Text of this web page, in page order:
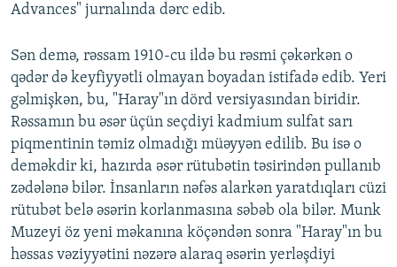
Advances" jurnalında dərc edib.
Sən demə, rəssam 1910-cu ildə bu rəsmi çəkərkən o
qədər də keyfiyyətli olmayan boyadan istifadə edib. Yeri
gəlmişkən, bu, "Haray"ın dörd versiyasından biridir.
Rəssamın bu əsər üçün seçdiyi kadmium sulfat sarı
piqmentinin təmiz olmadığı müəyyən edilib. Bu isə o
deməkdir ki, hazırda əsər rütubətin təsirindən pullanıb
zədələnə bilər. İnsanların nəfəs alarkən yaratdıqları cüzi
rütubət belə əsərin korlanmasına səbəb ola bilər. Munk
Muzeyi öz yeni məkanına köçəndən sonra "Haray"ın bu
həssas vəziyyətini nəzərə alaraq əsərin yerləşdiyi